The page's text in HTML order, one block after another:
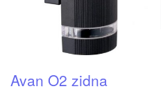
Avan O2 zidna